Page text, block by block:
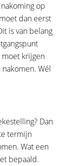
op
dan eerst
is van belang
moet krijgen
Wél
Dan
termijn
Wat een
bepaald.